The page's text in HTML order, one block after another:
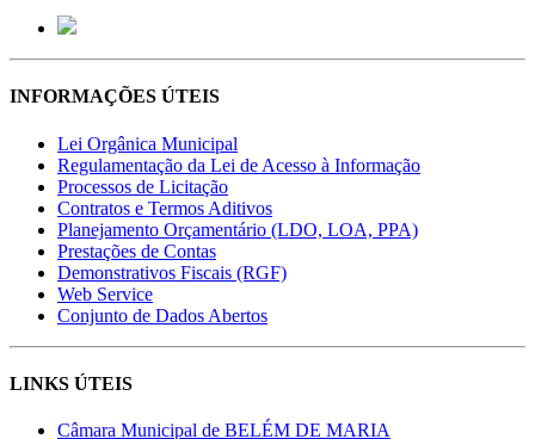
INFORMAÇÕES ÚTEIS
Lei Orgânica Municipal
Regulamentação da Lei de Acesso à Informação
Processos de Licitação
Contratos e Termos Aditivos
Planejamento Orçamentário (LDO, LOA, PPA)
Prestações de Contas
Demonstrativos Fiscais (RGF)
Web Service
Conjunto de Dados Abertos
LINKS ÚTEIS
Câmara Municipal de BELÉM DE MARIA